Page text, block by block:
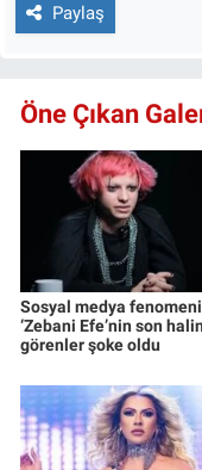
Paylaş
Öne Çıkan
Sosyal medya fenomeni
‘Zebani Efe’nin son
görenler şoke oldu